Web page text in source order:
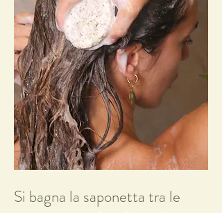
Si bagna la saponetta tra le